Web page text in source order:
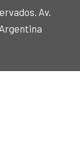
Av.